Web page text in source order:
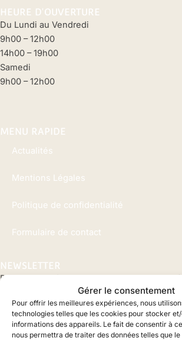
Gérer le consentement
Pour offrir les meilleures expériences, nous
technologies telles que les cookies pour stocker
informations des appareils. Le fait de consentir à
nous permettra de traiter des données telles que
HEURE D'OUVERTURE
Du Lundi au Vendredi
9h00 – 12h00
14h00 – 19h00
Samedi
9h00 – 12h00
MENU RAPIDE
Actualités
Mentions Légales
Politique de confidentialité
Formulaire de contact
NEWSLETTER
Pour rester informer de toute notre
Nom
Prénom